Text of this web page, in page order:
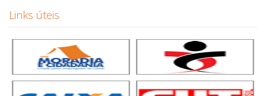
Links úteis